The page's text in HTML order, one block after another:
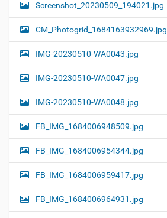
Screenshot_20230509_194021.jpg
CM_Photogrid_1684163932969.jpg
IMG-20230510-WA0043.jpg
IMG-20230510-WA0047.jpg
IMG-20230510-WA0048.jpg
FB_IMG_1684006948509.jpg
FB_IMG_1684006954344.jpg
FB_IMG_1684006959417.jpg
FB_IMG_1684006964931.jpg